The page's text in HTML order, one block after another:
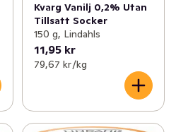
Kvarg Vanilj 0,2% Utan
Tillsatt Socker
150 g, Lindahls
11,95 kr
79,67 kr /kg